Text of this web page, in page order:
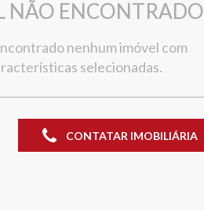
NÃO ENCONTRADO
nenhum imóvel com
selecionadas.
CONTATAR IMOBILIÁRIA